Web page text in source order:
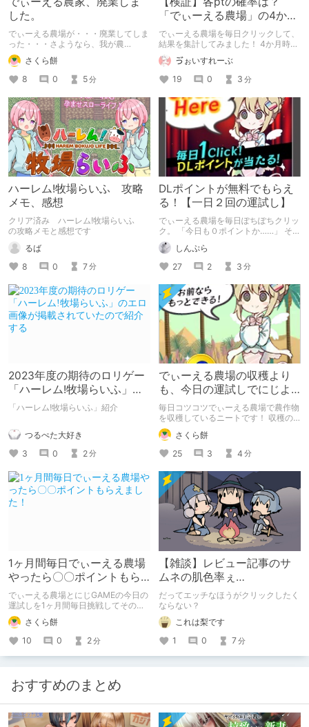
した。
でぃーえる農場が・・・廃業してしま
った・・・さようなら、我が農
場・・・
さくら餅
8
0 5分
「でぃーえる農場」の4か月
集計結果！
でぃーえる農場を毎日クリックして、
結果を集計してみました！ 4か月時点
での経過報告です。 今後も続けま
す！ ゔぉいすれーぶ
19
0 3 分
ハーレム!牧場らいふ 攻略
メモ、感想
クリア済み ハーレム!牧場らいふ
の攻略メモと感想です
るば
8
0 7分
DLポイントが無料でもらえ
る！【一日２回の運試し】
でぃーえる農場を毎日ぽちぽちクリッ
ク。 「今日も０ポイントか……」 そん
なアナタも諦めてはいけない。
しんぷら
27
2 3 分
2023年度の期待のロリゲー
「ハーレム!牧場らいふ」の
エロ画像が掲載されていた
「ハーレム!牧場らいふ」紹介
つるぺた大好き
3
0 2分
でぃーえる農場の収穫より
も、今日の運試しでにじよ
めちゃんから貰える確率の
方が高いかも...
毎日コツコツでぃーえる農場で農作物
を収穫しているニートです！ 収穫の
成果の発表と勝手な考察です
さくら餅
25
3 4 分
1ヶ月間毎日でぃーえる農場
やったら〇〇ポイントもら
えました！
でぃーえる農場とにじGAMEの今日の
運試しを1ヶ月間毎日挑戦してその結
果を集計しました！みんなは何ポイン
トぐらいさくら餅
10
0 2分
【雑談】レビュー記事のサ
ムネの肌色率ぇ…
だってエッチなほうがクリックしたく
ならない？
これは梨です
1
0 7分
おすすめのまとめ